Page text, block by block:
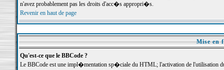
n'avez probablement pas les droits d'acc�s appropri�s.
Revenir en haut de page
Mise en
Qu'est-ce que le BBCode ?
Le BBCode est une impl�mentation sp�ciale du HTML; l'activation de l'utilisation